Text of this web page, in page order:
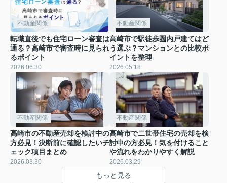
不動産関係
転職直後でも住宅ローン審査は
通る？高崎市で審査時に見られ
るポイント
2026.06.30
不動産関係
高崎市で駅徒歩圏内戸建てはど
う選ぶ？マンションとの比較ポ
イントを整理
2026.05.18
不動産関係
高崎市の不動産売却を検討中の
方必見！決断前に確認したいチ
ェック項目まとめ
2026.03.30
不動産関係
高崎市で二世帯住宅の売却を検
討中の方必見！気を付けること
や流れをわかりやすく解説
2026.03.29
もっと見る